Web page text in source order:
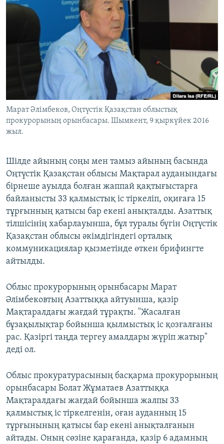
Русский
ЖАЗЫЛЫҢЫЗ
Басқа тілдерде
Марат Әлімбеков, Оңтүстік Қазақстан облыстық
прокурорының орынбасары. Шымкент, 9 қыркүйек 2016
жыл.
Шілде айының соңы мен тамыз айының басында
Оңтүстік Қазақстан облысы Мақтарал ауданындағы
бірнеше ауылда болған жаппай қақтығыстарға
байланысты 33 қалмыстық іс тіркеліп, оқиғаға 15
тұрғынның қатысы бар екені анықталды. Азаттық
тілшісінің хабарлауынша, бұл туралы бүгін Оңтүстік
Қазақстан облысы әкімдігіндегі орталық
коммуникациялар қызметінде өткен брифингте
айтылды.
Облыс прокурорының орынбасары Марат
Әлімбековтың Азаттыққа айтуынша, қазір
Мақтаралдағы жағдай тұрақты. "Жасалған
бұзақылықтар бойынша қылмыстық іс қозғалғаны
рас. Қазіргі таңда тергеу амалдары жүріп жатыр"
деді ол.
Облыс прокуратурасының басқарма прокурорының
орынбасары Болат Жұматаев Азаттыққа
Мақтаралдағы жағдай бойынша жалпы 33
қалмыстық іс тіркелгенін, оған ауданның 15
тұрғынының қатысы бар екені анықталғанын
айтады. Оның сөзіне қарағанда, қазір 6 адамның